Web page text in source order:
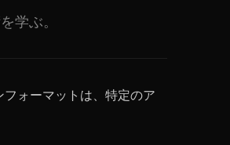
学ぶ。
ォーマットは、特定のア